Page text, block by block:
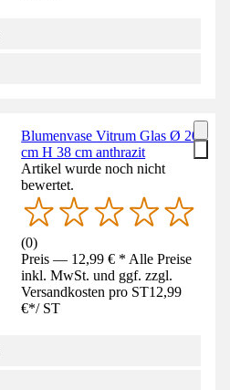
Blumenvase Vitrum Glas Ø 20
cm H 38 cm anthrazit
Artikel wurde noch nicht
bewertet.
(0)
Preis — 12,99 € * Alle Preise
inkl. MwSt. und ggf. zzgl.
Versandkosten pro ST12,99
€*/ ST